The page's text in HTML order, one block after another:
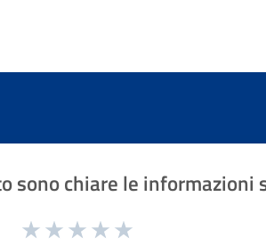
sono chiare le informazioni
1 a 5 stelle la pagina